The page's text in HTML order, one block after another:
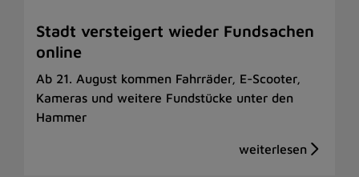
Stadt versteigert wieder Fundsachen
online
Ab 21. August kommen Fahrräder, E-Scooter,
Kameras und weitere Fundstücke unter den
Hammer